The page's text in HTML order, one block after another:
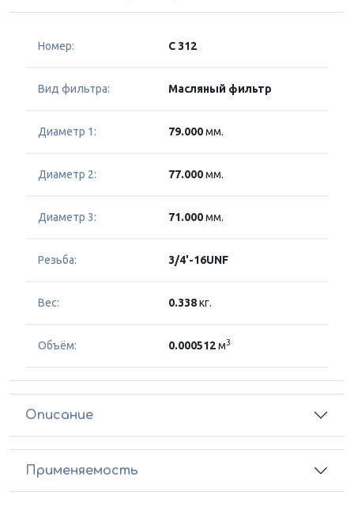
Номер: C 312
Вид фильтра: Масляный фильтр
Диаметр 1: 79.000мм.
Диаметр 2: 77.000мм.
Диаметр 3: 71.000мм.
Резьба: 3/4'-16UNF
Вес: 0.338кг.
Объём: 0.000512м3
Описание
Применяемость